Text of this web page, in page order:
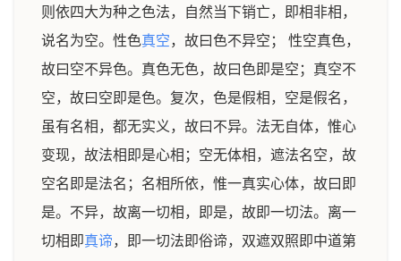
则依四大为种之色法，自然当下销亡，即相非相，
说名为空。性色真空，故曰色不异空； 性空真色，
故曰空不异色。真色无色，故曰色即是空；真空不
空，故曰空即是色。复次，色是假相，空是假名，
虽有名相，都无实义，故曰不异。法无自体，惟心
变现，故法相即是心相；空无体相，遮法名空，故
空名即是法名；名相所依，惟一真实心体，故曰即
是。不异，故离一切相，即是，故即一切法。离一
切相即真谛，即一切法即俗谛，双遮双照即中道第